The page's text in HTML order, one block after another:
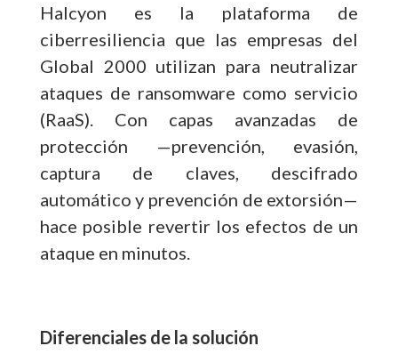
Halcyon es la plataforma de
ciberresiliencia que las empresas del
Global 2000 utilizan para neutralizar
ataques de ransomware como servicio
(RaaS). Con capas avanzadas de
protección —prevención, evasión,
captura de claves, descifrado
automático y prevención de extorsión—
hace posible revertir los efectos de un
ataque en minutos.
Diferenciales de la solución